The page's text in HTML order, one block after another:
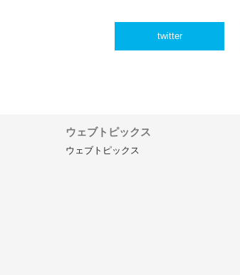
twitter
ウェブトピックス
ウェブトピックス